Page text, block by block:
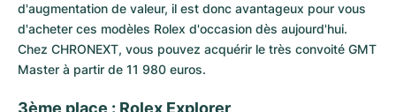
d'augmentation de valeur, il est donc avantageux pour vous
d'acheter ces modèles Rolex d'occasion dès aujourd'hui.
Chez CHRONEXT, vous pouvez acquérir le très convoité GMT
Master à partir de 11 980 euros.
3ème place : Rolex Explorer